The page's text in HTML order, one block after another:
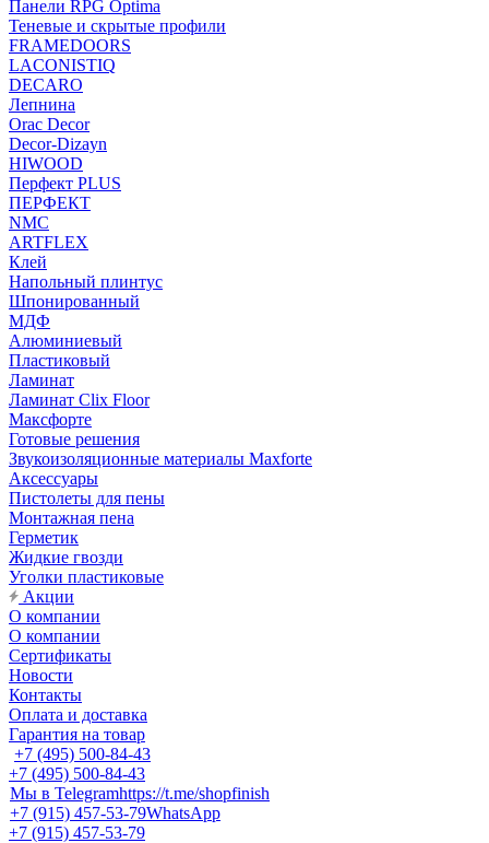
Панели RPG Optima
Теневые и скрытые профили
FRAMEDOORS
LACONISTIQ
DECARO
Лепнина
Orac Decor
Decor-Dizayn
HIWOOD
Перфект PLUS
ПЕРФЕКТ
NMC
ARTFLEX
Клей
Напольный плинтус
Шпонированный
МДФ
Алюминиевый
Пластиковый
Ламинат
Ламинат Clix Floor
Максфорте
Готовые решения
Звукоизоляционные материалы Maxforte
Аксессуары
Пистолеты для пены
Монтажная пена
Герметик
Жидкие гвозди
Уголки пластиковые
Акции
О компании
О компании
Сертификаты
Новости
Контакты
Оплата и доставка
Гарантия на товар
+7 (495) 500-84-43
+7 (495) 500-84-43
Мы в Telegramhttps://t.me/shopfinish
+7 (915) 457-53-79WhatsApp
+7 (915) 457-53-79